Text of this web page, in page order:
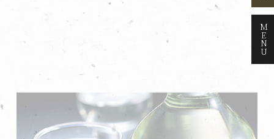
给喜爱烈酒的客人。它非常适合搭配味道浓郁的菜肴，增添
MENU